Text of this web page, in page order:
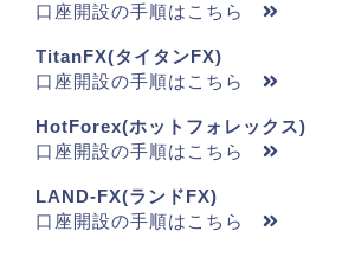
口座開設の手順はこちら
TitanFX(タイタンFX)
口座開設の手順はこちら
HotForex(ホットフォレックス)
口座開設の手順はこちら
LAND-FX(ランドFX)
口座開設の手順はこちら